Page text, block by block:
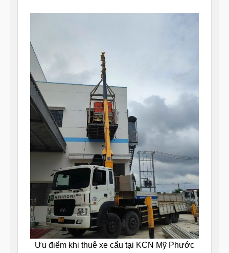
Ưu điểm khi thuê xe cẩu tại KCN Mỹ Phước